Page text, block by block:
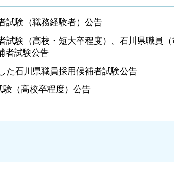
試験（職務経験者）公告
試験（高校・短大卒程度）、石川県職員
者試験公告
た石川県職員採用候補者試験公告
（高校卒程度）公告